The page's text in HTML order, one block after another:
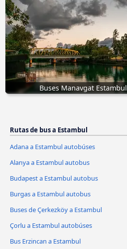
Buses Manavgat Estambul
Rutas de bus a Estambul
Adana a Estambul autobúses
Alanya a Estambul autobus
Budapest a Estambul autobus
Burgas a Estambul autobus
Buses de Çerkezköy a Estambul
Çorlu a Estambul autobúses
Bus Erzincan a Estambul